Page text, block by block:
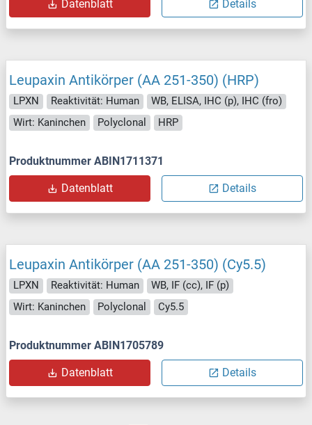
Datenblatt Details
Leupaxin Antikörper (AA 251-350) (HRP)
LPXN Reaktivität: Human
WB, ELISA, IHC (p), IHC (fro)
Wirt: Kaninchen
Polyclonal HRP
Produktnummer ABIN1711371
Datenblatt Details
Leupaxin Antikörper (AA 251-350) (Cy5.5)
LPXN Reaktivität: Human
WB, IF (cc), IF (p)
Wirt: Kaninchen
Polyclonal Cy5.5
Produktnummer ABIN1705789
Datenblatt Details